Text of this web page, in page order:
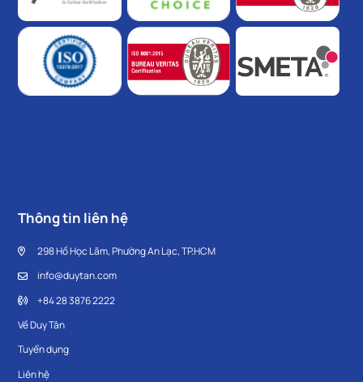
Thông tin liên hệ
298 Hồ Học Lãm, Phường An Lạc, TP.HCM
info@duytan.com
+84 28 3876 2222
Về Duy Tân
Tuyển dụng
Liên hệ